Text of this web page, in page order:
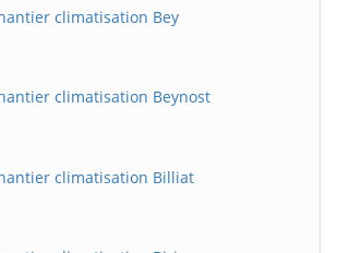
climatisation Bey
climatisation Beynost
climatisation Billiat